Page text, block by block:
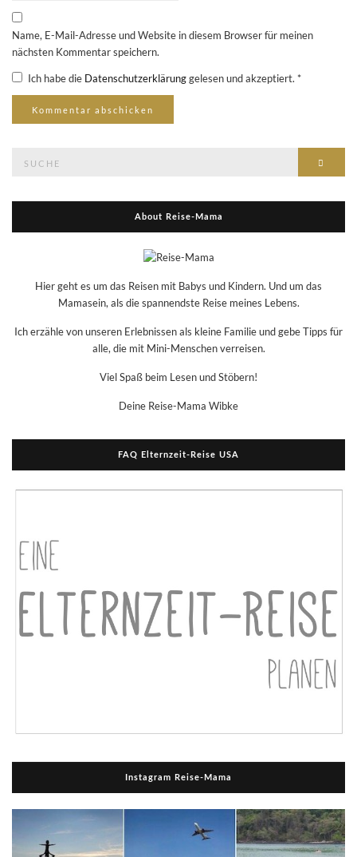
Name, E-Mail-Adresse und Website in diesem Browser für meinen
nächsten Kommentar speichern.
Ich habe die Datenschutzerklärunggelesen und akzeptiert. *
About Reise-Mama
Hier geht es um das Reisen mit Babys und Kindern. Und um das
Mamasein, als die spannendste Reise meines Lebens.
Ich erzähle von unseren Erlebnissen als kleine Familie und gebe Tipps für
alle, die mit Mini-Menschen verreisen.
Viel Spaß beim Lesen und Stöbern!
Deine Reise-Mama Wibke
FAQ Elternzeit-Reise USA
Instagram Reise-Mama